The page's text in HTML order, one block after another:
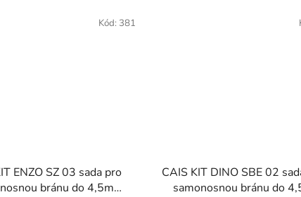
ENZO SZ 03 sada pro
bránu do 4,5m
Kód: 381
CAIS KIT DINO SBE 02
samonosnou bránu do